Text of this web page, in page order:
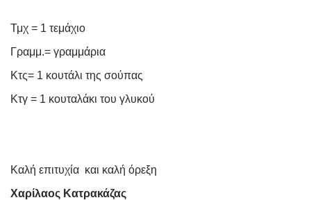
Τμχ = 1 τεμάχιο
Γραμμ.= γραμμάρια
Κτς= 1 κουτάλι της σούπας
Κτγ = 1 κουταλάκι του γλυκού
Καλή επιτυχία και καλή όρεξη
Χαρίλαος Κατρακάζας